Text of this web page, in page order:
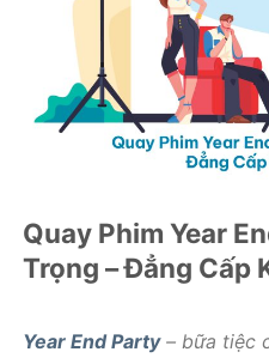
Quay Phim Year
Trọng – Đẳng Cấp
Year End Party– bữa tiệc